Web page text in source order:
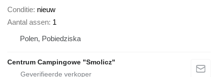
Conditie nieuw
Aantal assen 1
Polen, Pobiedziska
Centrum Campingowe "Smolicz"